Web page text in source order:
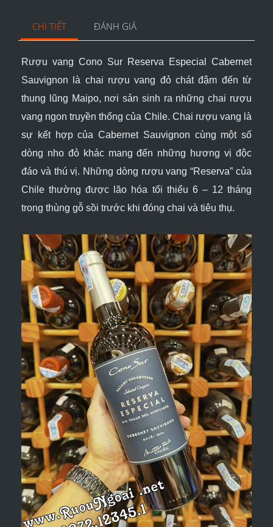
CHI TIẾT ĐÁNH GIÁ
Rượu vang Cono Sur Reserva Especial
Cabernet
Sauvignon
là chai rượu vang đỏ chát đậm đến từ
thung lũng Maipo, nơi sản sinh ra những chai rượu
vang ngon truyền thống của Chile. Chai rượu vang là
sự kết hợp của Cabernet Sauvignon cùng một số
dòng nho đỏ khác mang đến những hương vị độc
đáo và thú vị. Những dòng rượu vang “Reserva” của
Chile thường được lão hóa tối thiểu 6 – 12 tháng
trong thùng gỗ sồi trước khi đóng chai và tiêu thụ.